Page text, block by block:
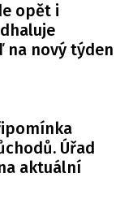
opět i
na nový týden
Úřad
aktuální